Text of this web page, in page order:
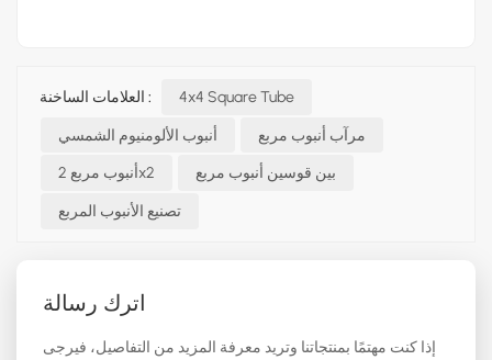
العلامات الساخنة : 4x4 Square Tube
أنبوب الألومنيوم الشمسي مرآب أنبوب مربع
أنبوب مربع 2x2 بين قوسين أنبوب مربع
تصنيع الأنبوب المربع
اترك رسالة
إذا كنت مهتمًا بمنتجاتنا وتريد معرفة المزيد من التفاصيل، فيرجى